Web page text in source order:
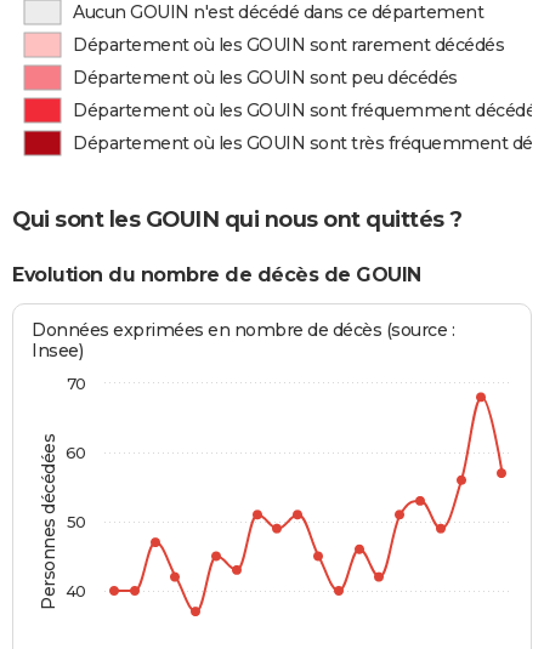
Aucun GOUIN n'est décédé dans ce département
Département où les GOUIN sont rarement décédés
Département où les GOUIN sont peu décédés
Département où les GOUIN sont fréquemment décédés
Département où les GOUIN sont très fréquemment
Qui sont les GOUIN qui nous ont quittés ?
Evolution du nombre de décès de GOUIN
Personnes décédées
Données exprimées en nombre de décès (source :
Insee)
40
50
60
70